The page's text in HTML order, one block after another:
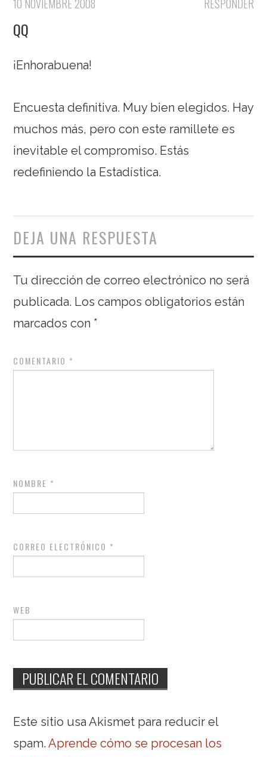
RESPONDER
10 NOVIEMBRE 2008
QQ
¡Enhorabuena!
Encuesta definitiva. Muy bien elegidos. Hay
muchos más, pero con este ramillete es
inevitable el compromiso. Estás
redefiniendo la Estadística.
DEJA UNA RESPUESTA
Tu dirección de correo electrónico no será
publicada. Los campos obligatorios están
marcados con *
COMENTARIO *
NOMBRE *
CORREO ELECTRÓNICO *
WEB
Este sitio usa Akismet para reducir el
spam.Aprende cómo se procesan los